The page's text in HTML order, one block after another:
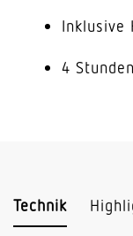
Inklusive
4
Technik